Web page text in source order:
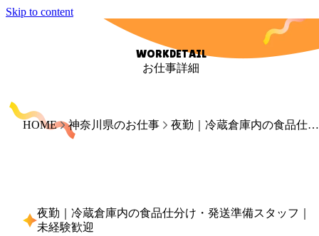
Skip to content
WORKDETAIL
お仕事詳細
HOME 神奈川県のお仕事 夜勤｜冷蔵倉庫内の食品仕分け・発送準備スタッフ｜未経験歓迎
夜勤｜冷蔵倉庫内の食品仕分け・発送準備スタッフ｜
未経験歓迎